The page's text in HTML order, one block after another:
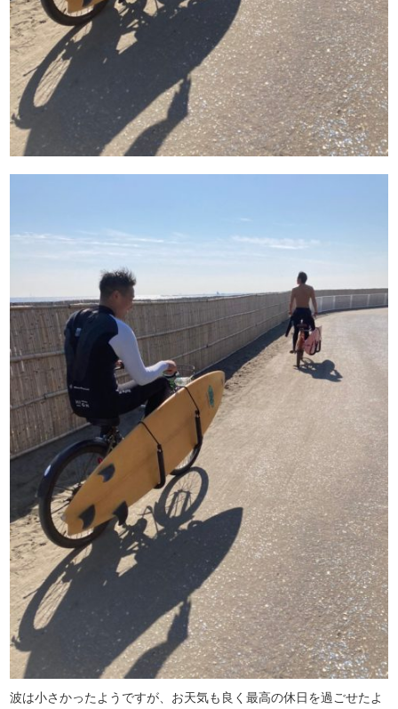
波は小さかったようですが、お天気も良く最高の休日を過ごせたよ